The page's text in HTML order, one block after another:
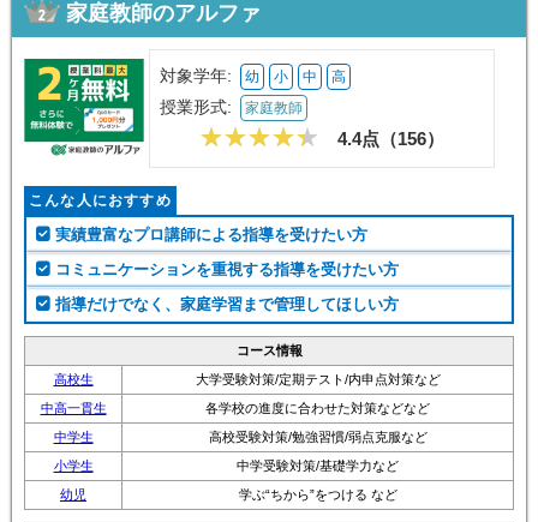
家庭教師のアルファ
対象学年: 幼 小 中 高
授業形式: 家庭教師
4.4点（156）
こんな人におすすめ
実績豊富なプロ講師による指導を受けたい方
コミュニケーションを重視する指導を受けたい方
指導だけでなく、家庭学習まで管理してほしい方
コース情報
高校生
大学受験対策/定期テスト/内申点対策など
中高一貫生
各学校の進度に合わせた対策などなど
中学生
高校受験対策/勉強習慣/弱点克服など
小学生
中学受験対策/基礎学力など
幼児
学ぶ“ちから”をつける など